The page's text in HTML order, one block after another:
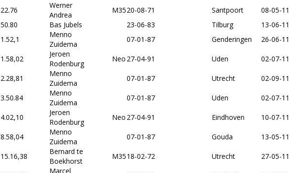
22.76
Werner
Andrea
M3520-08-71 Santpoort
08-05-11
50.80 Bas Jubels 23-06-83 Tilburg
13-06-11
1.52,1
Menno
Zuidema
07-01-87 Genderingen 26-06-11
1.58,02
Jeroen
Rodenburg
Neo 27-04-91 Uden 02-07-11
2.28,81
Menno
Zuidema
07-01-87 Utrecht 02-09-11
3.50.84
Menno
Zuidema
07-01-87 Uden 02-07-11
4.02,10
Jeroen
Rodenburg
Neo 27-04-91 Eindhoven 10-07-11
8.58,04
Menno
Zuidema
07-01-87 Gouda 13-05-11
15.16,38
Bernard te
Boekhorst
M3518-02-72 Utrecht 27-05-11
Marcel